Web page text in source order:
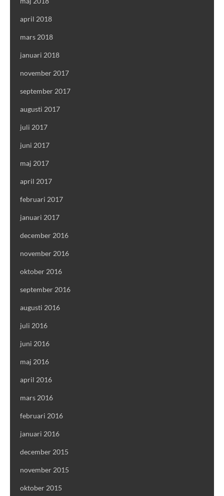
april 2018
mars 2018
januari 2018
november 2017
september 2017
augusti 2017
juli 2017
juni 2017
maj 2017
april 2017
februari 2017
januari 2017
december 2016
november 2016
oktober 2016
september 2016
augusti 2016
juli 2016
juni 2016
maj 2016
april 2016
mars 2016
februari 2016
januari 2016
december 2015
november 2015
oktober 2015